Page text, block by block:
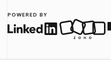
POWERED BY